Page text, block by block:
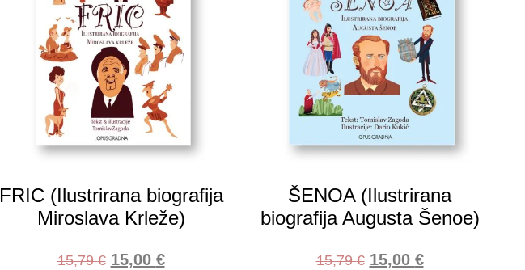
FRIC (Ilustrirana biografija
Miroslava Krleže)
15,79€ 15,00 €
ŠENOA (Ilustrirana
biografija Augusta Šenoe)
15,79€ 15,00 €